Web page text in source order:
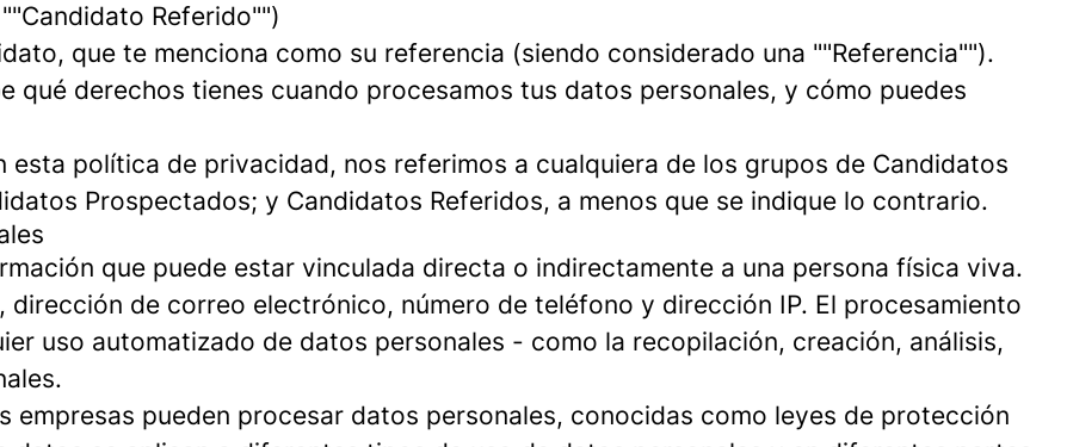
Referido"")
que te menciona como su referencia (siendo considerado una ""Referencia"").
qué derechos tienes cuando procesamos tus datos personales, y cómo puedes
esta política de privacidad, nos referimos a cualquiera de los grupos de Candidatos
Prospectados; y Candidatos Referidos, a menos que se indique lo contrario.
que puede estar vinculada directa o indirectamente a una persona física viva.
dirección de correo electrónico, número de teléfono y dirección IP. El procesamiento
uso automatizado de datos personales - como la recopilación, creación, análisis,
empresas pueden procesar datos personales, conocidas como leyes de protección